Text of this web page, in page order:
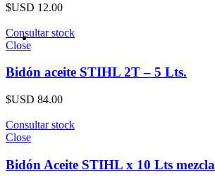
$USD 12.00
Consultar stock
Close
Bidón aceite STIHL 2T – 5 Lts.
$USD 84.00
Consultar stock
Close
Bidón Aceite STIHL x 10 Lts mezcla